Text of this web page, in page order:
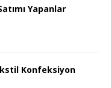
Yapanlar
Konfeksiyon